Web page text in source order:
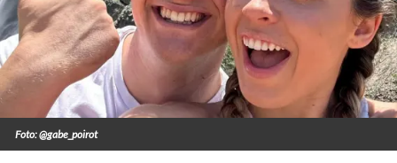
Foto: @gabe_poirot